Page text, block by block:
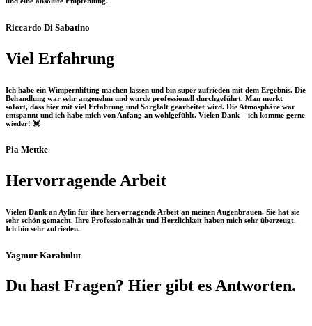
Riccardo Di Sabatino
Viel Erfahrung
Ich habe ein Wimpernlifting machen lassen und bin super zufrieden mit dem Ergebnis. Die
Behandlung war sehr angenehm und wurde professionell durchgeführt. Man merkt
sofort, dass hier mit viel Erfahrung und Sorgfalt gearbeitet wird. Die Atmosphäre war
entspannt und ich habe mich von Anfang an wohlgefühlt. Vielen Dank – ich komme gerne
wieder! 💓
Pia Mettke
Hervorragende Arbeit
Vielen Dank an Aylin für ihre hervorragende Arbeit an meinen Augenbrauen. Sie hat sie
sehr schön gemacht. Ihre Professionalität und Herzlichkeit haben mich sehr überzeugt.
Ich bin sehr zufrieden.
Yagmur Karabulut
Du hast Fragen? Hier gibt es Antworten.